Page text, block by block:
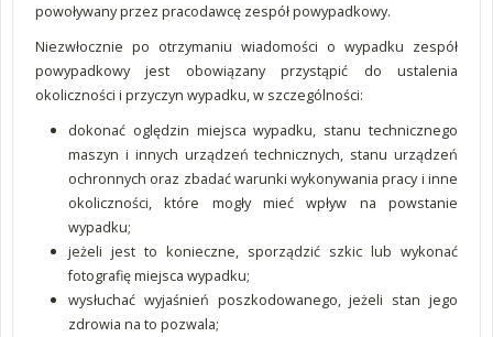
powoływany przez pracodawcę zespół powypadkowy.
Niezwłocznie po otrzymaniu wiadomości o wypadku zespół
powypadkowy jest obowiązany przystąpić do ustalenia
okoliczności i przyczyn wypadku, w szczególności:
dokonać oględzin miejsca wypadku, stanu technicznego
maszyn i innych urządzeń technicznych, stanu urządzeń
ochronnych oraz zbadać warunki wykonywania pracy i inne
okoliczności, które mogły mieć wpływ na powstanie
wypadku;
jeżeli jest to konieczne, sporządzić szkic lub wykonać
fotografię miejsca wypadku;
wysłuchać wyjaśnień poszkodowanego, jeżeli stan jego
zdrowia na to pozwala;